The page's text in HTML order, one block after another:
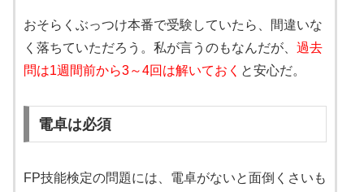
おそらくぶっつけ本番で受験していたら、間違いな
く落ちていただろう。私が言うのもなんだが、 過去
問は1週間前から3～4回は解いておく と安心だ。
電卓は必須
FP技能検定の問題には、電卓がないと面倒くさいも